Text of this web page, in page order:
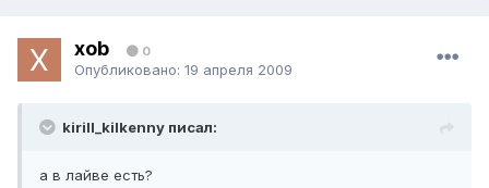
xob 0
Опубликовано: 19 апреля 2009
kirill_kilkenny писал:
а в лайве есть?